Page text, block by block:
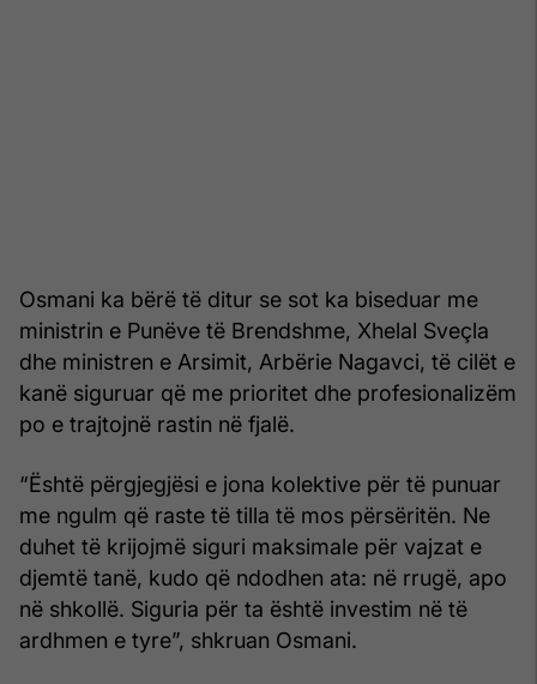
Osmani ka bërë të ditur se sot ka biseduar me
ministrin e Punëve të Brendshme, Xhelal Sveçla
dhe ministren e Arsimit, Arbërie Nagavci, të cilët e
kanë siguruar që me prioritet dhe profesionalizëm
po e trajtojnë rastin në fjalë.
“Është përgjegjësi e jona kolektive për të punuar
me ngulm që raste të tilla të mos përsëritën. Ne
duhet të krijojmë siguri maksimale për vajzat e
djemtë tanë, kudo që ndodhen ata: në rrugë, apo
në shkollë. Siguria për ta është investim në të
ardhmen e tyre”, shkruan Osmani.